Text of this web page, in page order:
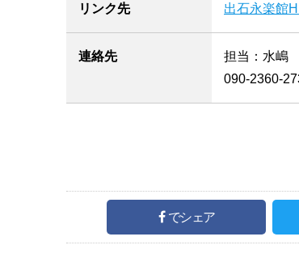
リンク先 出石永楽館
連絡先
担当：水嶋
090-2360-
でシェア